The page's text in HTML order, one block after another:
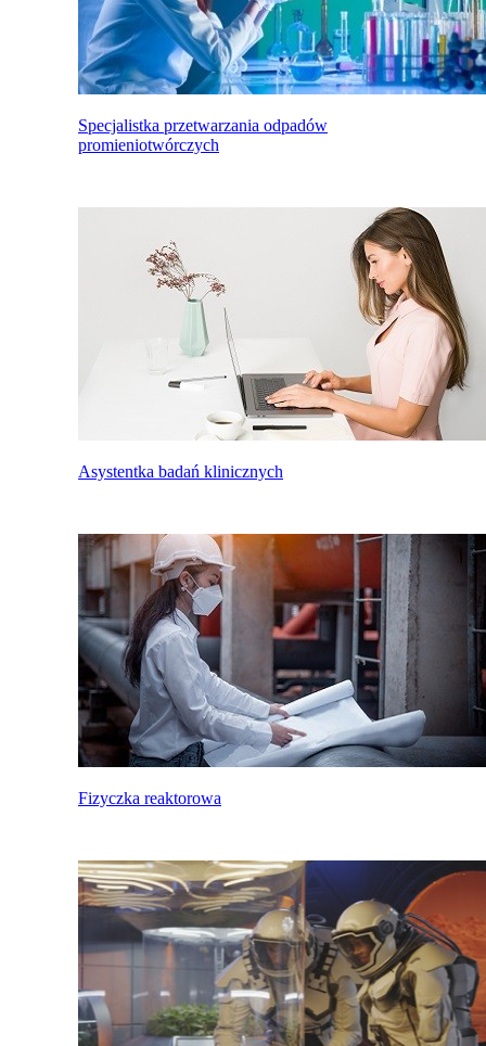
Specjalistka przetwarzania odpadów
promieniotwórczych
Asystentka badań klinicznych
Fizyczka reaktorowa